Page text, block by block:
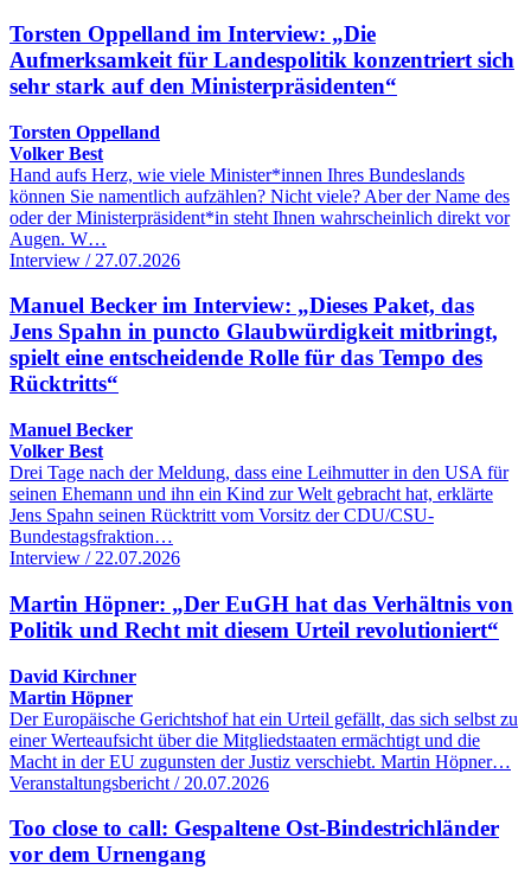
Torsten Oppelland im Interview: „Die
Aufmerksamkeit für Landespolitik konzentriert sich
sehr stark auf den Ministerpräsidenten“
Torsten Oppelland
Volker Best
Hand aufs Herz, wie viele Minister*innen Ihres Bundeslands
können Sie namentlich aufzählen? Nicht viele? Aber der Name des
oder der Ministerpräsident*in steht Ihnen wahrscheinlich direkt vor
Augen. W…
Interview / 27.07.2026
Manuel Becker im Interview: „Dieses Paket, das
Jens Spahn in puncto Glaubwürdigkeit mitbringt,
spielt eine entscheidende Rolle für das Tempo des
Rücktritts“
Manuel Becker
Volker Best
Drei Tage nach der Meldung, dass eine Leihmutter in den USA für
seinen Ehemann und ihn ein Kind zur Welt gebracht hat, erklärte
Jens Spahn seinen Rücktritt vom Vorsitz der CDU/CSU-
Bundestagsfraktion…
Interview / 22.07.2026
Martin Höpner: „Der EuGH hat das Verhältnis von
Politik und Recht mit diesem Urteil revolutioniert“
David Kirchner
Martin Höpner
Der Europäische Gerichtshof hat ein Urteil gefällt, das sich selbst zu
einer Werteaufsicht über die Mitgliedstaaten ermächtigt und die
Macht in der EU zugunsten der Justiz verschiebt. Martin Höpner…
Veranstaltungsbericht / 20.07.2026
Too close to call: Gespaltene Ost-Bindestrichländer
vor dem Urnengang